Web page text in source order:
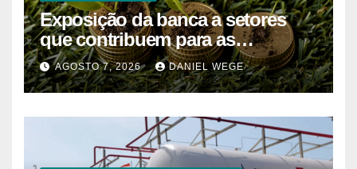
Exposição da banca a setores
que contribuem para as
alterações climáticas mantém-se
nos 62%
AGOSTO 7, 2026 DANIEL WEGE